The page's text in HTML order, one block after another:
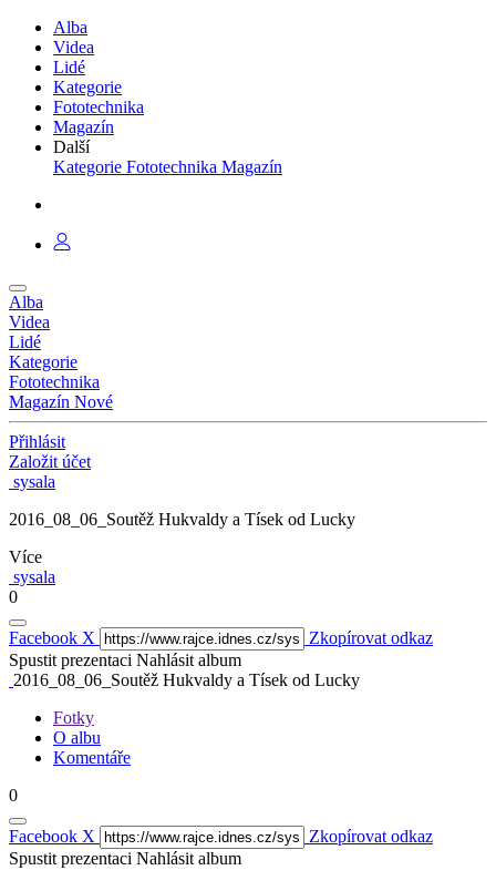
Alba
Videa
Lidé
Kategorie
Fototechnika
Magazín
Další
Kategorie Fototechnika Magazín
Alba
Videa
Lidé
Kategorie
Fototechnika
Magazín Nové
Přihlásit
Založit účet
sysala
2016_08_06_Soutěž Hukvaldy a Tísek od Lucky
Více
sysala
0
Facebook X
Zkopírovat odkaz
Spustit prezentaci Nahlásit album
2016_08_06_Soutěž Hukvaldy a Tísek od Lucky
Fotky
O albu
Komentáře
0
Facebook X
Zkopírovat odkaz
Spustit prezentaci Nahlásit album